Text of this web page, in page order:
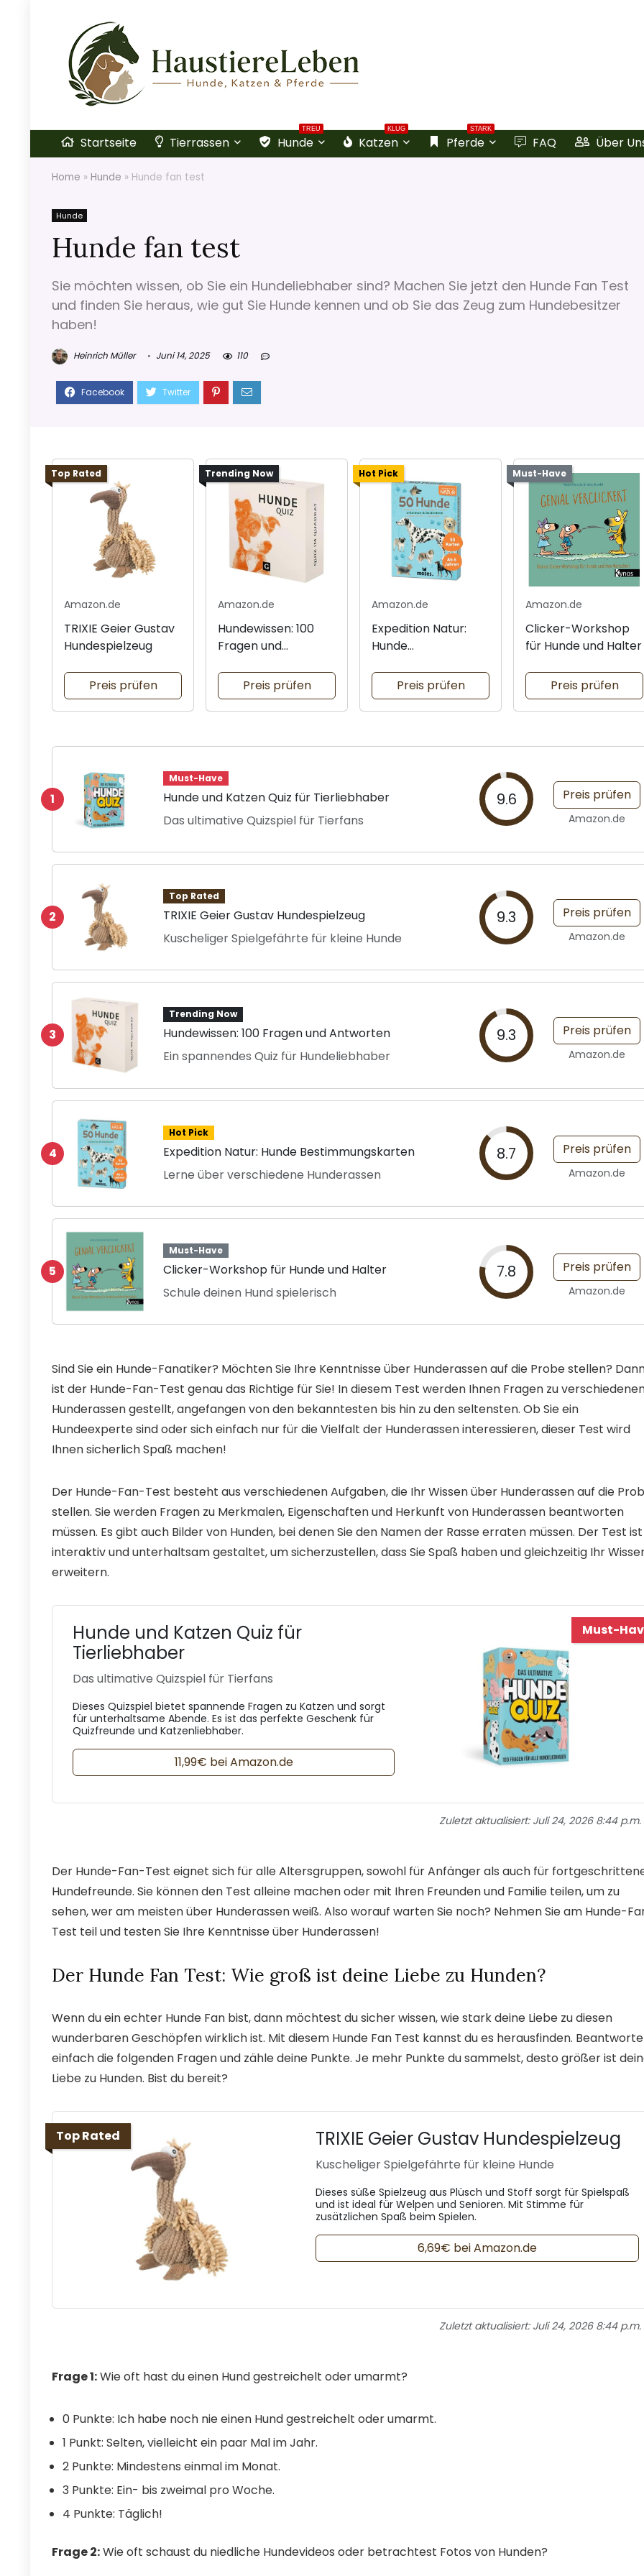
Startseite Tierrassen
TREU
Hunde
KLUG
Katzen
STARK
Pferde FAQ Über
Home » Hunde » Hunde fan test
Hunde
Hunde fan test
Sie möchten wissen, ob Sie ein Hundeliebhaber sind? Machen Sie jetzt den Hunde Fan Test
und finden Sie heraus, wie gut Sie Hunde kennen und ob Sie das Zeug zum Hundebesitzer
haben!
Heinrich Müller Juni 14, 2025 110
Top Rated
Amazon.de
TRIXIE Geier Gustav
Hundespielzeug
Preis prüfen
Trending Now
Amazon.de
Hundewissen: 100
Fragen und
Preis prüfen
Hot Pick
Amazon.de
Expedition Natur:
Hunde
Preis prüfen
Must-Have
Amazon.de
Clicker-Workshop
für Hunde und Halter
Preis prüfen
1
Must-Have
Hunde und Katzen Quiz für Tierliebhaber
Das ultimative Quizspiel für Tierfans
9.6 Preis prüfen
Amazon.de
2
Top Rated
TRIXIE Geier Gustav Hundespielzeug
Kuscheliger Spielgefährte für kleine Hunde
9.3 Preis prüfen
Amazon.de
3
Trending Now
Hundewissen: 100 Fragen und Antworten
Ein spannendes Quiz für Hundeliebhaber
9.3 Preis prüfen
Amazon.de
4
Hot Pick
Expedition Natur: Hunde Bestimmungskarten
Lerne über verschiedene Hunderassen
8.7 Preis prüfen
Amazon.de
5
Must-Have
Clicker-Workshop für Hunde und Halter
Schule deinen Hund spielerisch
7.8 Preis prüfen
Amazon.de
Sind Sie ein Hunde-Fanatiker? Möchten Sie Ihre Kenntnisse über Hunderassen auf die Probe stellen?
ist der Hunde-Fan-Test genau das Richtige für Sie! In diesem Test werden Ihnen Fragen zu
Hunderassen gestellt, angefangen von den bekanntesten bis hin zu den seltensten. Ob Sie ein
Hundeexperte sind oder sich einfach nur für die Vielfalt der Hunderassen interessieren, dieser Test wird
Ihnen sicherlich Spaß machen!
Der Hunde-Fan-Test besteht aus verschiedenen Aufgaben, die Ihr Wissen über Hunderassen auf die
stellen. Sie werden Fragen zu Merkmalen, Eigenschaften und Herkunft von Hunderassen beantworten
müssen. Es gibt auch Bilder von Hunden, bei denen Sie den Namen der Rasse erraten müssen. Der Test ist
interaktiv und unterhaltsam gestaltet, um sicherzustellen, dass Sie Spaß haben und gleichzeitig Ihr
erweitern.
Must-
Hunde und Katzen Quiz für
Tierliebhaber
Das ultimative Quizspiel für Tierfans
Dieses Quizspiel bietet spannende Fragen zu Katzen und sorgt
für unterhaltsame Abende. Es ist das perfekte Geschenk für
Quizfreunde und Katzenliebhaber.
11,99€ bei Amazon.de
Zuletzt aktualisiert: Juli 24, 2026 8:44 p.m.
Der Hunde-Fan-Test eignet sich für alle Altersgruppen, sowohl für Anfänger als auch für
Hundefreunde. Sie können den Test alleine machen oder mit Ihren Freunden und Familie teilen, um zu
sehen, wer am meisten über Hunderassen weiß. Also worauf warten Sie noch? Nehmen Sie am Hunde-
Test teil und testen Sie Ihre Kenntnisse über Hunderassen!
Der Hunde Fan Test: Wie groß ist deine Liebe zu Hunden?
Wenn du ein echter Hunde Fan bist, dann möchtest du sicher wissen, wie stark deine Liebe zu diesen
wunderbaren Geschöpfen wirklich ist. Mit diesem Hunde Fan Test kannst du es herausfinden. Beantworte
einfach die folgenden Fragen und zähle deine Punkte. Je mehr Punkte du sammelst, desto größer ist
Liebe zu Hunden. Bist du bereit?
Top Rated TRIXIE Geier Gustav Hundespielzeug
Kuscheliger Spielgefährte für kleine Hunde
Dieses süße Spielzeug aus Plüsch und Stoff sorgt für Spielspaß
und ist ideal für Welpen und Senioren. Mit Stimme für
zusätzlichen Spaß beim Spielen.
6,69€ bei Amazon.de
Zuletzt aktualisiert: Juli 24, 2026 8:44 p.m.
Frage 1:Wie oft hast du einen Hund gestreichelt oder umarmt?
0 Punkte: Ich habe noch nie einen Hund gestreichelt oder umarmt.
1 Punkt: Selten, vielleicht ein paar Mal im Jahr.
2 Punkte: Mindestens einmal im Monat.
3 Punkte: Ein- bis zweimal pro Woche.
4 Punkte: Täglich!
Frage 2:Wie oft schaust du niedliche Hundevideos oder betrachtest Fotos von Hunden?